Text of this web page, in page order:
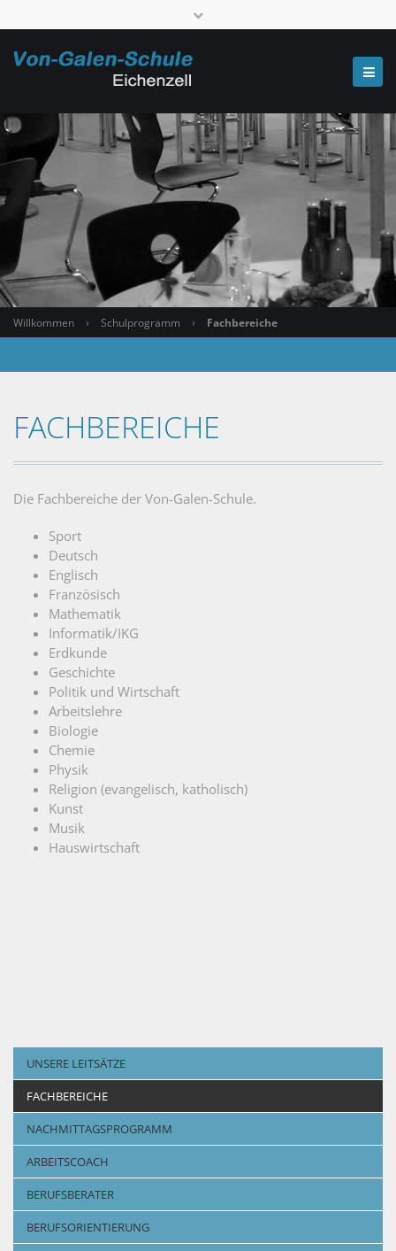
poststelle.7667@schule.landkreis-fulda.de
Willkommen › Schulprogramm › Fachbereiche
FACHBEREICHE
Die Fachbereiche der Von-Galen-Schule.
Sport
Deutsch
Englisch
Französisch
Mathematik
Informatik/IKG
Erdkunde
Geschichte
Politik und Wirtschaft
Arbeitslehre
Biologie
Chemie
Physik
Religion (evangelisch, katholisch)
Kunst
Musik
Hauswirtschaft
UNSERE LEITSÄTZE
FACHBEREICHE
NACHMITTAGSPROGRAMM
ARBEITSCOACH
BERUFSBERATER
BERUFSORIENTIERUNG